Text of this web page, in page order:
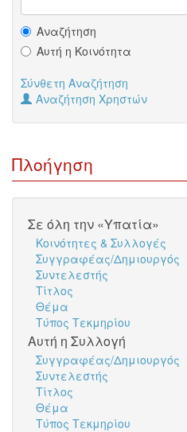
Αναζήτηση
Αυτή η Κοινότητα
Σύνθετη Αναζήτηση
Αναζήτηση Χρηστών
Πλοήγηση
Σε όλη την «Υπατία»
Κοινότητες & Συλλογές
Συγγραφέας/Δημιουργός
Συντελεστής
Τίτλος
Θέμα
Τύπος Τεκμηρίου
Αυτή η Συλλογή
Συγγραφέας/Δημιουργός
Συντελεστής
Τίτλος
Θέμα
Τύπος Τεκμηρίου